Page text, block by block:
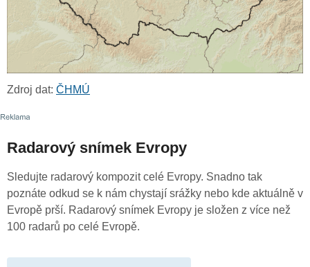
Zdroj dat: ČHMÚ
Radarový snímek Evropy
Sledujte radarový kompozit celé Evropy. Snadno tak
poznáte odkud se k nám chystají srážky nebo kde aktuálně v
Evropě prší. Radarový snímek Evropy je složen z více než
100 radarů po celé Evropě.